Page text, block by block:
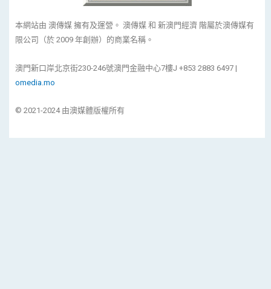
本網站由 澳傳媒 擁有及運營。 澳傳媒 和 新澳門經濟 階屬於澳傳媒有
限公司（於 2009 年創辦）的商業名稱。
澳門新口岸北京街230-246號澳門金融中心7樓J +853 2883 6497 |
omedia.mo
© 2021-2024 由澳媒體版權所有